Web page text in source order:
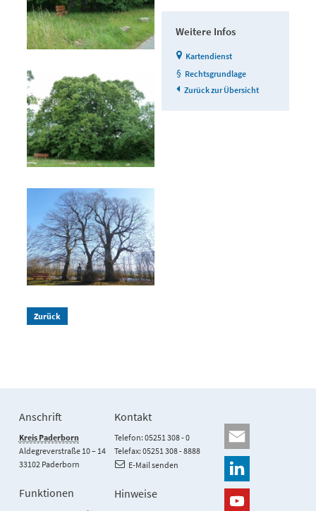
Weitere Infos
Kartendienst
Rechtsgrundlage
Zurück zur Übersicht
Zurück
Anschrift
Kreis Paderborn
Aldegreverstraße 10 – 14
33102 Paderborn
Kontakt
Telefon: 05251 308 - 0
Telefax: 05251 308 - 8888
E-Mail senden
Funktionen Hinweise